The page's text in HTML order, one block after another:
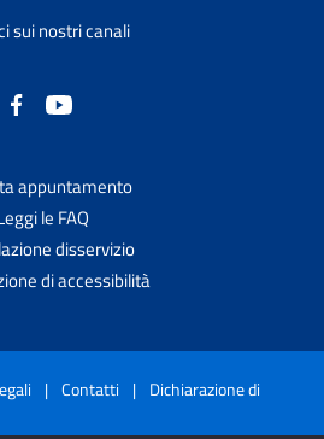
sui nostri canali
appuntamento
le FAQ
disservizio
di accessibilità
| Contatti | Dichiarazione di